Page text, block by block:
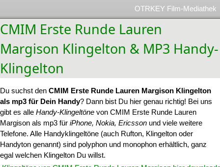
OTRKEY Film-Mediathek
CMIM Erste Runde Lauren
Margison Klingelton & MP3 Handy-
Klingelton
Du suchst den CMIM Erste Runde Lauren Margison Klingelton
als mp3 für Dein Handy? Dann bist Du hier genau richtig! Bei uns
gibt es alle Handy-Klingeltöne von CMIM Erste Runde Lauren
Margison als mp3 für iPhone, Nokia, Ericsson und viele weitere
Telefone. Alle Handyklingeltöne (auch Rufton, Klingelton oder
Handyton genannt) sind polyphon und monophon erhältlich, ganz
egal welchen Klingelton Du willst.